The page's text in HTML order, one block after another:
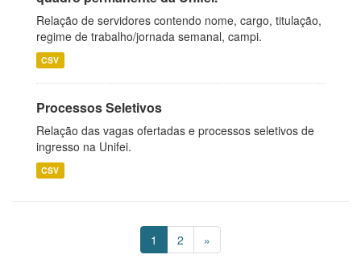
Relação de servidores contendo nome, cargo, titulação,
regime de trabalho/jornada semanal, campi.
CSV
Processos Seletivos
Relação das vagas ofertadas e processos seletivos de
ingresso na Unifei.
CSV
1 2 »